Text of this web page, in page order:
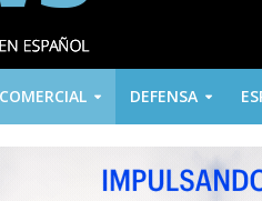
DEFENSA